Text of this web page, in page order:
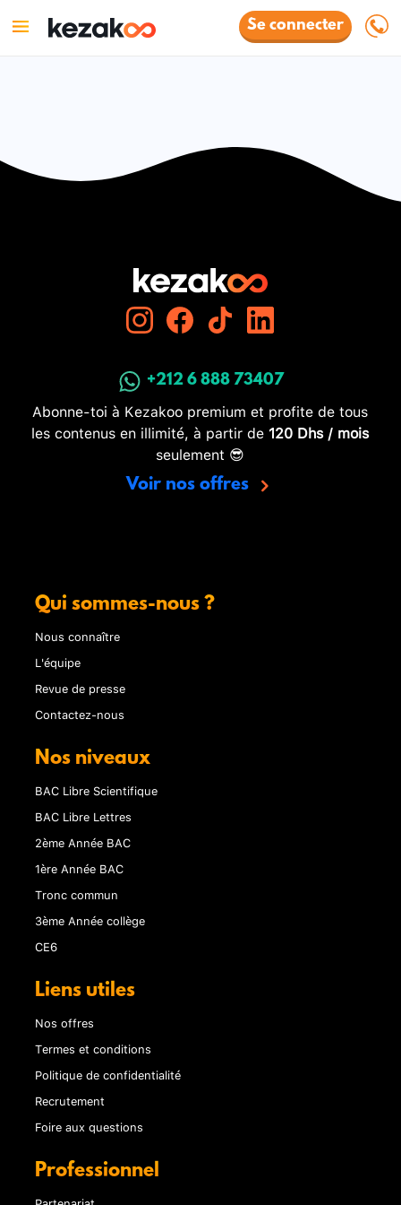
Se connecter
+212 6 888 73407
Abonne-toi à Kezakoo premium et profite de tous
les contenus en illimité, à partir de 120 Dhs / mois
seulement 😎
Voir nos offres
Qui sommes-nous ?
Nous connaître
L'équipe
Revue de presse
Contactez-nous
Nos niveaux
BAC Libre Scientifique
BAC Libre Lettres
2ème Année BAC
1ère Année BAC
Tronc commun
3ème Année collège
CE6
Liens utiles
Nos offres
Termes et conditions
Politique de confidentialité
Recrutement
Foire aux questions
Professionnel